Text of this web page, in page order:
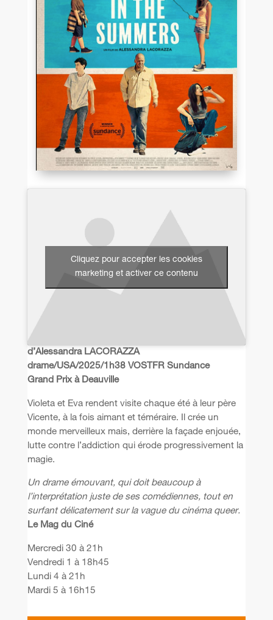
Cliquez pour accepter les cookies
marketing et activer ce contenu
d’Alessandra LACORAZZA
drame/USA/2025/1h38 VOSTFR Sundance
Grand Prix à Deauville
Violeta et Eva rendent visite chaque été à leur père
Vicente, à la fois aimant et téméraire. Il crée un
monde merveilleux mais, derrière la façade enjouée,
lutte contre l’addiction qui érode progressivement la
magie.
Un drame émouvant, qui doit beaucoup à
l’interprétation juste de ses comédiennes, tout en
surfant délicatement sur la vague du cinéma queer.
Le Mag du Ciné
Mercredi 30 à 21h
Vendredi 1 à 18h45
Lundi 4 à 21h
Mardi 5 à 16h15